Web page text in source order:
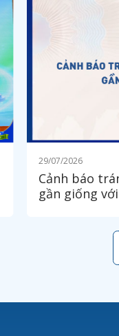
29/07/2026
Cảnh báo
gần giống với